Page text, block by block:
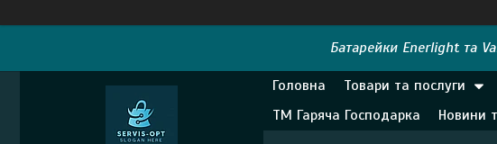
Батарейки Enerlight та
Головна Товари та послуги
ТМ Гаряча Господарка
Новини